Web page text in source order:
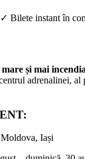
✓ Bilete instant în
și mai
adrenalinei,
Iași